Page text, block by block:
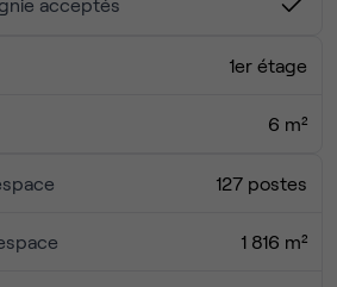
acceptés
1er étage
6 m²
127 postes
1 816 m²